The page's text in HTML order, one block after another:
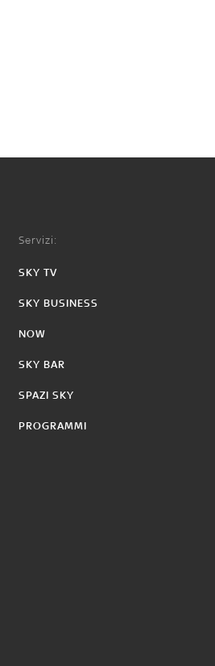
Servizi:
SKY TV
SKY BUSINESS
NOW
SKY BAR
SPAZI SKY
PROGRAMMI